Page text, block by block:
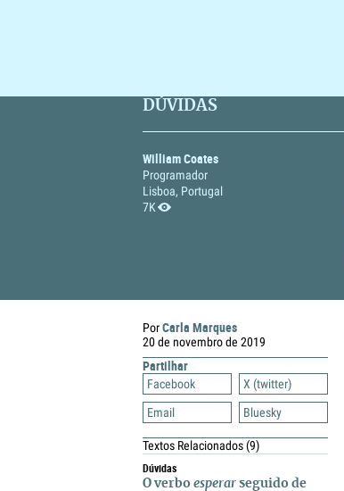
DÚVIDAS
William Coates
Programador
Lisboa, Portugal
7K
PorCarla Marques
20 de novembro de 2019
Partilhar
Facebook
X (twitter)
Email
Bluesky
Textos Relacionados(9)
Dúvidas
O verbo esperar seguido de